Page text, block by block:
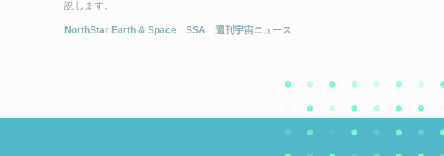
説します。
NorthStar Earth & Space SSA 週刊宇宙ニュース